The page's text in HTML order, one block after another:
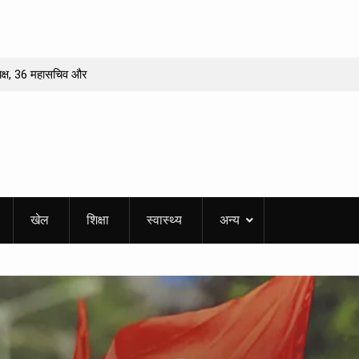
36 महासचिव और
के तबादले, 4
में 51 फलदार पौधों
खेल शिक्षा स्वास्थ्य अन्य